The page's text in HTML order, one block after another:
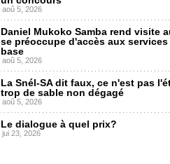
aoû 5, 2026
Daniel Mukoko Samba rend visite
se préoccupe d'accès aux
base
aoû 5, 2026
La Snél-SA dit faux, ce n'est pas
trop de sable non dégagé
aoû 5, 2026
Le dialogue à quel prix?
jui 23, 2026